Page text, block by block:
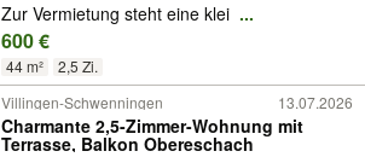
Zur Vermietung steht eine klei ...
600 €
44 m²
2,5 Zi.
Villingen-Schwenningen
13.07.2026
Charmante 2,5-Zimmer-Wohnung mit
Terrasse, Balkon Obereschach